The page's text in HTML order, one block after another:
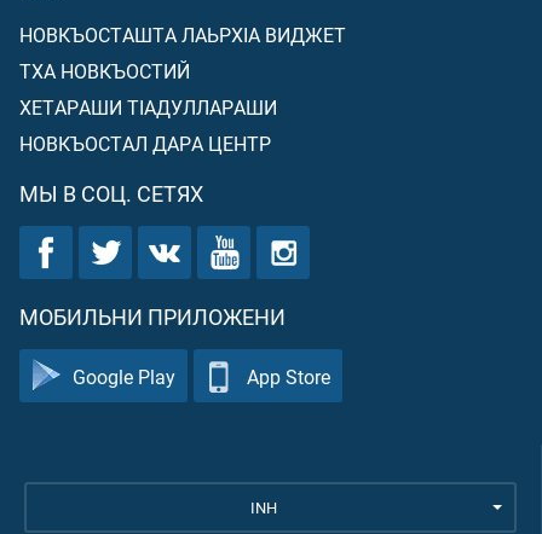
НОВКЪОСТАШТА ЛАЬРХIА ВИДЖЕТ
ТХА НОВКЪОСТИЙ
ХЕТАРАШИ ТIАДУЛЛАРАШИ
НОВКЪОСТАЛ ДАРА ЦЕНТР
МЫ В СОЦ. СЕТЯХ
МОБИЛЬНИ ПРИЛОЖЕНИ
Google Play App Store
INH